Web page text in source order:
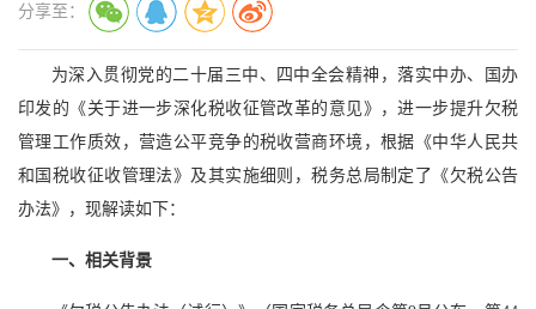
分享至：
为深入贯彻党的二十届三中、四中全会精神，落实中办、国办
印发的《关于进一步深化税收征管改革的意见》，进一步提升欠税
管理工作质效，营造公平竞争的税收营商环境，根据《中华人民共
和国税收征收管理法》及其实施细则，税务总局制定了《欠税公告
办法》，现解读如下：
一、相关背景